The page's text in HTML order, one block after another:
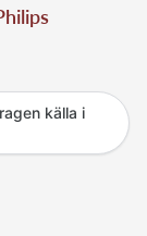
källa i